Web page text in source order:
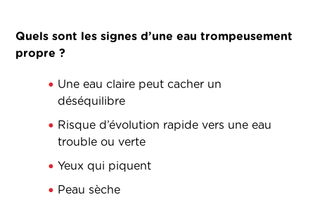
Quels sont les signes d’une eau trompeusement
propre ?
Une eau claire peut cacher un
déséquilibre
Risque d’évolution rapide vers une eau
trouble ou verte
Yeux qui piquent
Peau sèche